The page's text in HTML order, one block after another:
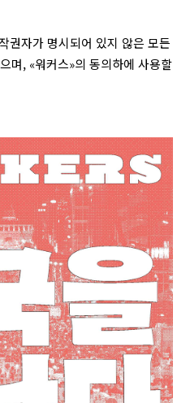
권자가 명시되어 있지 않은 모든
며, «워커스»의 동의하에 사용할